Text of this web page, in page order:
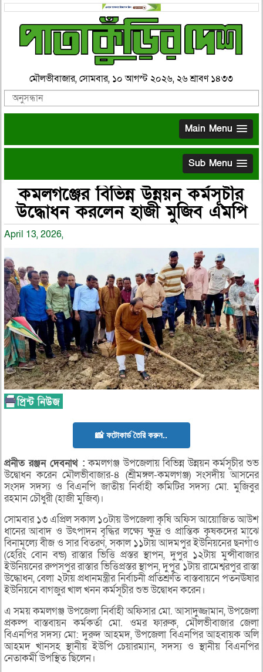
মৌলভীবাজার, সোমবার, ১০ আগস্ট ২০২৬, ২৬ শ্রাবণ ১৪৩৩
Main Menu
Sub Menu
কমলগঞ্জের বিভিন্ন উন্নয়ন কর্মসূচীর
উদ্ধোধন করলেন হাজী মুজিব এমপি
April 13, 2026,
📸 ফটোকার্ড তৈরি করুন..
প্রনীতরঞ্জনদেবনাথ : কমলগঞ্জ উপজেলায় বিভিন্ন উন্নয়ন কর্মসূচীর শুভ
উদ্বোধন করেন মৌলভীবাজার-৪ (শ্রীমঙ্গল-কমলগঞ্জ) সংসদীয় আসনের
সংসদ সদস্য ও বিএনপি জাতীয় নির্বাহী কমিটির সদস্য মো. মুজিবুর
রহমান চৌধুরী (হাজী মুজিব)।
সোমবার ১৩ এপ্রিল সকাল ১০টায় উপজেলা কৃষি অফিস আয়োজিত আউশ
ধানের আবাদ ও উৎপাদন বৃদ্ধির লক্ষ্যে ক্ষুদ্র ও প্রান্তিক কৃষকদের মাঝে
বিনামূল্যে বীজ ও সার বিতরণ, সকাল ১১টায় আদমপুর ইউনিয়নের ছনগাঁও
(হেরিং বোন বন্ড) রাস্তার ভিত্তি প্রস্তর স্থাপন, দুপুর ১২টায় মুন্সীবাজার
ইউনিয়নের রুপসপুর রাস্তার ভিত্তিপ্রস্তর স্থাপন, দুপুর ১টায় রামেশ্বরপুর রাস্তা
উদ্ধোধন, বেলা ২টায় প্রধানমন্ত্রীর নির্বাচনী প্রতিশ্রুতি বাস্তবায়নে পতনঊষার
ইউনিয়নে বাগজুর খাল খনন কর্মসূচীর শুভ উদ্বোধন করেন।
এ সময় কমলগঞ্জ উপজেলা নির্বাহী অফিসার মো. আসাদুজ্জামান, উপজেলা
প্রকল্প বাস্তবায়ন কর্মকর্তা মো. ওমর ফারুক, মৌলভীবাজার জেলা
বিএনপির সদস্য মো: দুরুদ আহমদ, উপজেলা বিএনপির আহবায়ক অলি
আহমদ খানসহ স্থানীয় ইউপি চেয়ারম্যান, সদস্য ও স্থানীয় বিএনপির
নেতাকর্মী উপস্থিত ছিলেন।